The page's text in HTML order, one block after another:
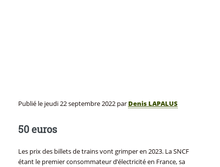
Publié le jeudi 22 septembre 2022par Denis LAPALUS
50 euros
Les prix des billets de trains vont grimper en 2023. La SNCF
étant le premier consommateur d’électricité en France, sa